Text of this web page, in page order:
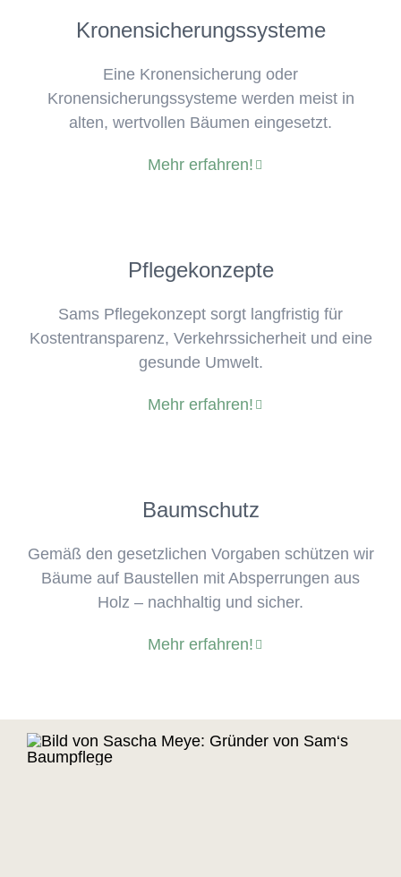
Kronensicherungssysteme
Eine Kronensicherung oder
Kronensicherungssysteme werden meist in
alten, wertvollen Bäumen eingesetzt.
Mehr erfahren!
Pflegekonzepte
Sams Pflegekonzept sorgt langfristig für
Kostentransparenz, Verkehrssicherheit und eine
gesunde Umwelt.
Mehr erfahren!
Baumschutz
Gemäß den gesetzlichen Vorgaben schützen wir
Bäume auf Baustellen mit Absperrungen aus
Holz – nachhaltig und sicher.
Mehr erfahren!